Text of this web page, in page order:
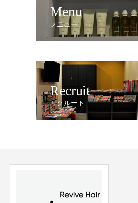
Menu
メニュー
Recruit
リクルート